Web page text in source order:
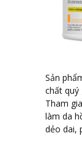
Sản
chất quý
Tham
làm da
dẻo dai,